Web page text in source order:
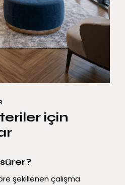
için
şekillenen çalışma